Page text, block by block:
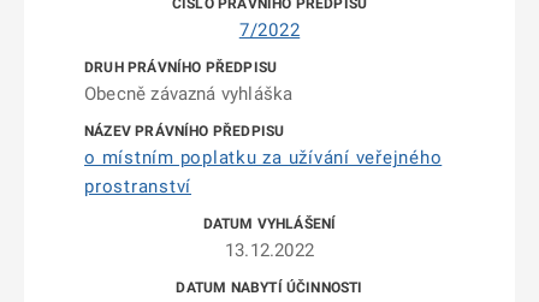
7/2022
Obecně závazná vyhláška
o místním poplatku za užívání veřejného
prostranství
13.12.2022